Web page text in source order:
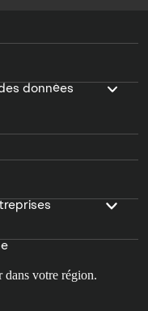
données
dans votre région.